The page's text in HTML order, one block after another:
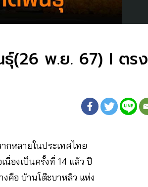
ธุ์(26 พ.ย. 67) I ตรง
กหลายในประเทศไทย
องเป็นครั้งที่ 14 แล้ว ปี
คือ บ้านโต๊ะบาหลิว แห่ง